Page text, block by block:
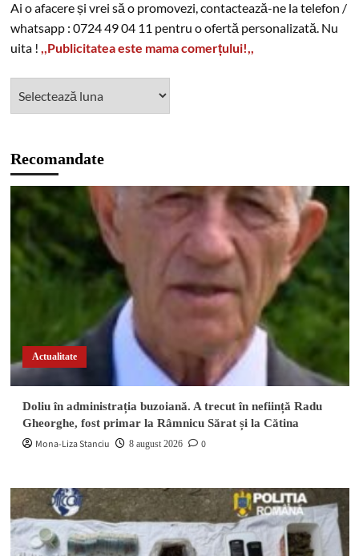
Ai o afacere și vrei să o promovezi, contactează-ne la telefon /
whatsapp : 0724 49 04 11 pentru o ofertă personalizată. Nu
uita ! ,,Publicitatea este mama comerțului!,,
Recomandate
Actualitate
Doliu în administrația buzoiană. A trecut în neființă Radu
Gheorghe, fost primar la Râmnicu Sărat și la Cătina
Mona-Liza Stanciu 8 august 2026 0